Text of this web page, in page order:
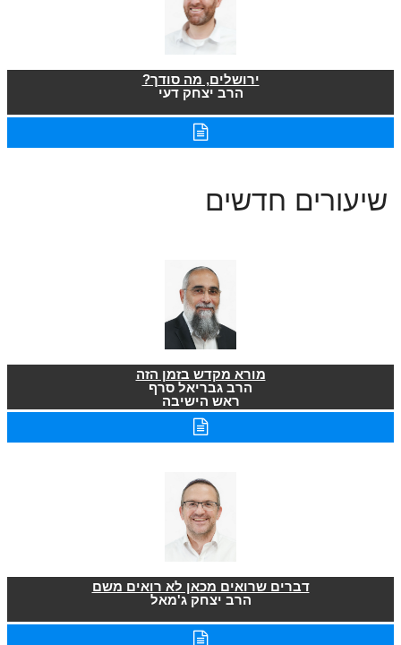
ירושלים, מה סודך?
הרב יצחק דעי
שיעורים חדשים
מורא מקדש בזמן הזה
הרב גבריאל סרף
ראש הישיבה
דברים שרואים מכאן לא רואים משם
הרב יצחק ג'מאל